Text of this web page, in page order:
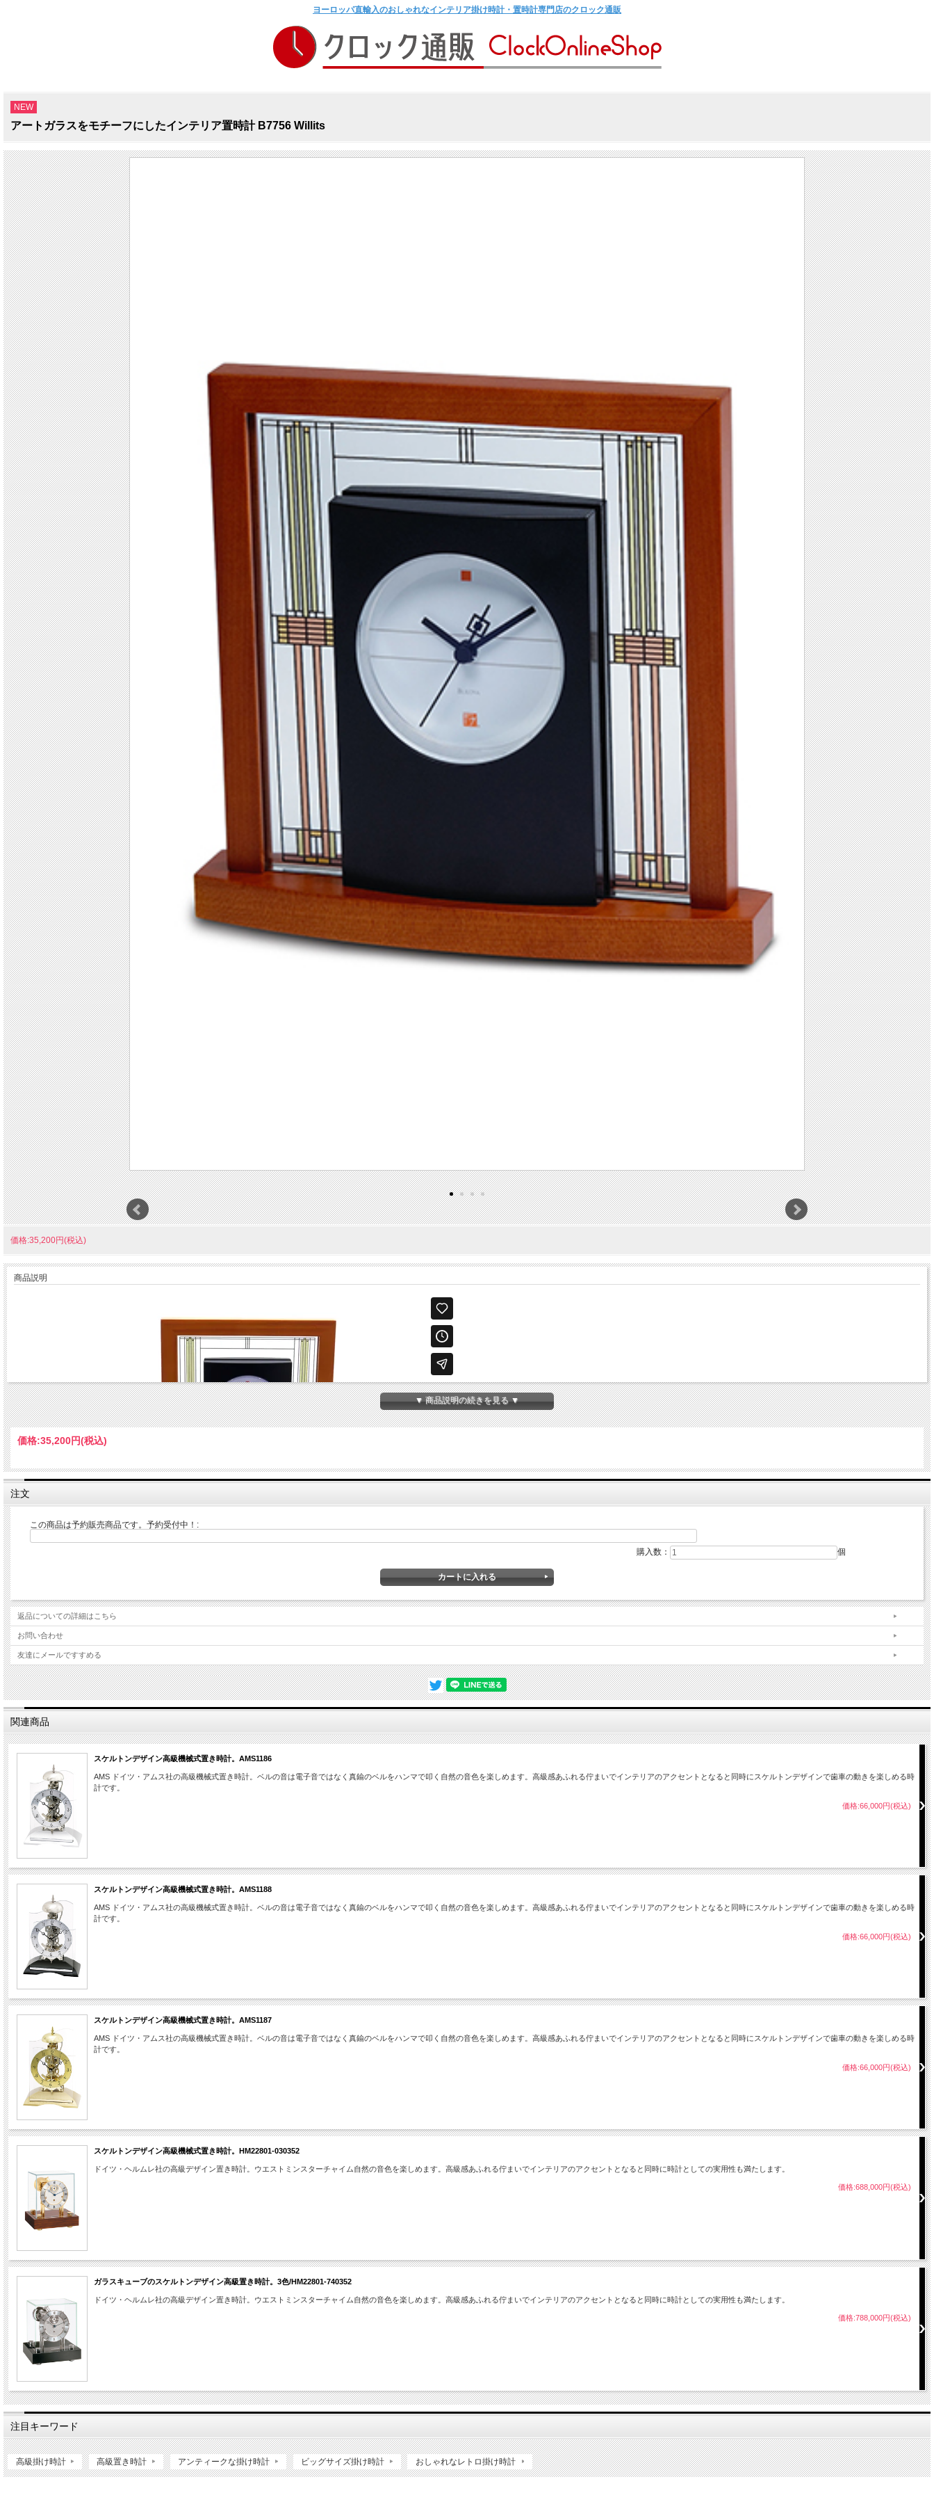
ヨーロッパ直輸入のおしゃれなインテリア掛け時計・置時計専門店のクロック通販
NEW
アートガラスをモチーフにしたインテリア置時計 B7756 Willits
価格:35,200円(税込)
商品説明
1902年、ワード・W・ウィリッツ邸（イリノイ州）のアートガラス窓を再現した100年以上前の建築美デザイン置き時計。プレーリースタイル アートグラス・デスククロック。台座とフレームには質感豊かな無垢材を使用。明るいライトチェリーのステイン仕上げ
です。リビングルームを飾る幾何学的なアートガラス窓のデザインを、現代のインテリアにセンスが光るデザイン置き時計です。
商品詳細
素材 無垢材、ミネラルガラス
静音スイープ秒針、クオーツ式（単3×1本）
保証
メーカー保証書とご使用方法説明付き、お買上後1年間自然故障は無償にて保証致し
備考
輸入品のため日本国内に在庫切れの商品が入荷するまで通常より時間かかる場合がご
アコン、浴室の近く、日光・風の当たる場所は避けてください。
※電池の寿命は約1年です。1年を目途に取替えをお勧めします。
▼ 商品説明の続きを見る ▼
価格:35,200円(税込)
注文
この商品は予約販売商品です。予約受付中！:
購入数： 個
返品についての詳細はこちら
お問い合わせ
友達にメールですすめる
関連商品
スケルトンデザイン高級機械式置き時計。AMS1186
AMS ドイツ・アムス社の高級機械式置き時計。ベルの音は電子音ではなく真鍮のベルをハンマで叩く自然の音色を楽しめます。高級感あふれる佇まいでインテリアのアクセントとなると同時にスケルトンデザインで歯車の動きを楽しめる時
計です。
価格:66,000円(税込)
スケルトンデザイン高級機械式置き時計。AMS1188
AMS ドイツ・アムス社の高級機械式置き時計。ベルの音は電子音ではなく真鍮のベルをハンマで叩く自然の音色を楽しめます。高級感あふれる佇まいでインテリアのアクセントとなると同時にスケルトンデザインで歯車の動きを楽しめる時
計です。
価格:66,000円(税込)
スケルトンデザイン高級機械式置き時計。AMS1187
AMS ドイツ・アムス社の高級機械式置き時計。ベルの音は電子音ではなく真鍮のベルをハンマで叩く自然の音色を楽しめます。高級感あふれる佇まいでインテリアのアクセントとなると同時にスケルトンデザインで歯車の動きを楽しめる時
計です。
価格:66,000円(税込)
スケルトンデザイン高級機械式置き時計。HM22801-030352
ドイツ・ヘルムレ社の高級デザイン置き時計。ウエストミンスターチャイム自然の音色を楽しめます。高級感あふれる佇まいでインテリアのアクセントとなると同時に時計としての実用性も満たします。
価格:688,000円(税込)
ガラスキューブのスケルトンデザイン高級置き時計。3色/HM22801-740352
ドイツ・ヘルムレ社の高級デザイン置き時計。ウエストミンスターチャイム自然の音色を楽しめます。高級感あふれる佇まいでインテリアのアクセントとなると同時に時計としての実用性も満たします。
価格:788,000円(税込)
注目キーワード
高級掛け時計 高級置き時計 アンティークな掛け時計 ビッグサイズ掛け時計 おしゃれなレトロ掛け時計